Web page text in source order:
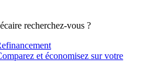
recherchez-vous ?